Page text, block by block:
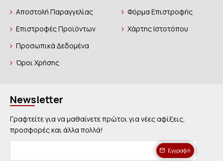
Αποστολή Παραγγελίας
Επιστροφές Προϊόντων
Προσωπικά Δεδομένα
Όροι Χρήσης
Φόρμα Επιστροφής
Χάρτης Ιστοτόπου
Newsletter
Γραφτείτε για να μαθαίνετε πρώτοι για νέες αφίξεις,
προσφορές και άλλα πολλά!
Εγγραφή